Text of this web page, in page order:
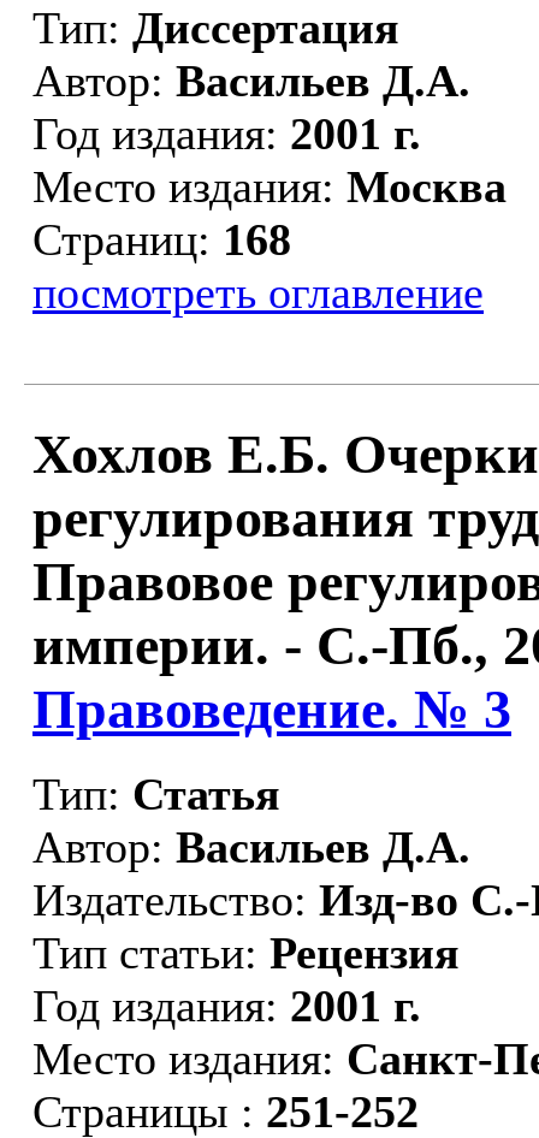
Тип: Диссертация
Автор: Васильев Д.А.
Год издания: 2001 г.
Место издания: Москва
Страниц: 168
посмотреть оглавление
Хохлов Е.Б.
регулирования
Правовое
империи. - С.-Пб.,
Правоведение. № 3
Тип: Статья
Автор: Васильев Д.А.
Издательство: Изд-во С.-
Тип статьи: Рецензия
Год издания: 2001 г.
Место издания: Санкт-
Страницы : 251-252